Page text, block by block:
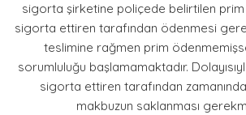
sigorta şirketine poliçede belirtilen prim
sigorta ettiren tarafından ödenmesi
teslimine rağmen prim
sorumluluğu başlamamaktadır.
sigorta ettiren tarafından zamanında
makbuzun saklanması